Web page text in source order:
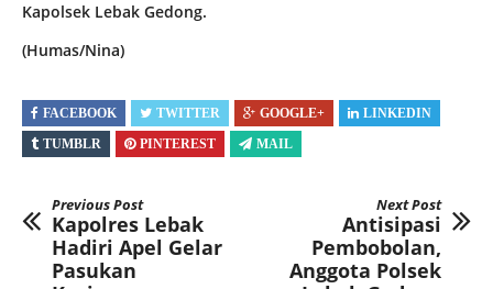
Kapolsek Lebak Gedong.
(Humas/Nina)
FACEBOOK TWITTER GOOGLE+
LINKEDIN
TUMBLR
PINTEREST MAIL
Previous Post
Kapolres Lebak
Hadiri Apel Gelar
Pasukan
Next Post
Antisipasi
Pembobolan,
Anggota Polsek